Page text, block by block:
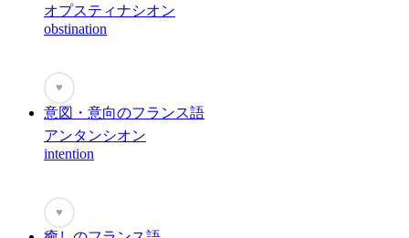
オプスティナシオン
obstination
♥
意図・意向のフランス語
アンタンシオン
intention
♥